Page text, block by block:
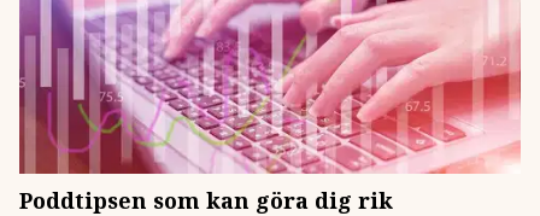
Poddtipsen som kan göra dig rik